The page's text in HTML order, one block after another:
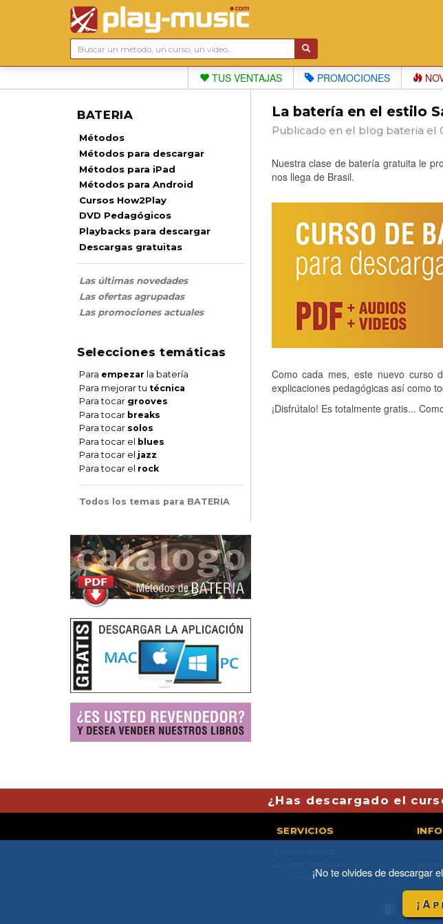
TUS VENTAJAS PROMOCIONES
BATERIA
Métodos
Métodos para descargar
Métodos para iPad
Métodos para Android
Cursos How2Play
DVD Pedagógicos
Playbacks para descargar
Descargas gratuitas
Las últimas novedades
Las ofertas agrupadas
Las promociones actuales
Selecciones temáticas
Para empezar la batería
Para mejorar tu técnica
Para tocar grooves
Para tocar breaks
Para tocar solos
Para tocar el
blues
Para tocar el jazz
Para tocar el rock
Todos los temas para BATERIA
La batería en el estilo
Publicado en el blog bateria el
Nuestra clase de batería gratuita le
nos llega de Brasil.
Como cada mes, este nuevo curso
explicaciones pedagógicas así como
¡Disfrútalo! Es totalmente gratis...
¿Has descargado el
SERVICIOS
Ayuda¡No te olvides de descargar el